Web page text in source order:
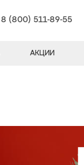
8 (800) 511-89-55
АКЦИИ